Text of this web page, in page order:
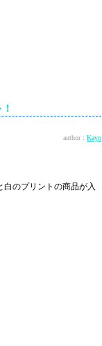
author : Kayo
白のプリントの商品が入